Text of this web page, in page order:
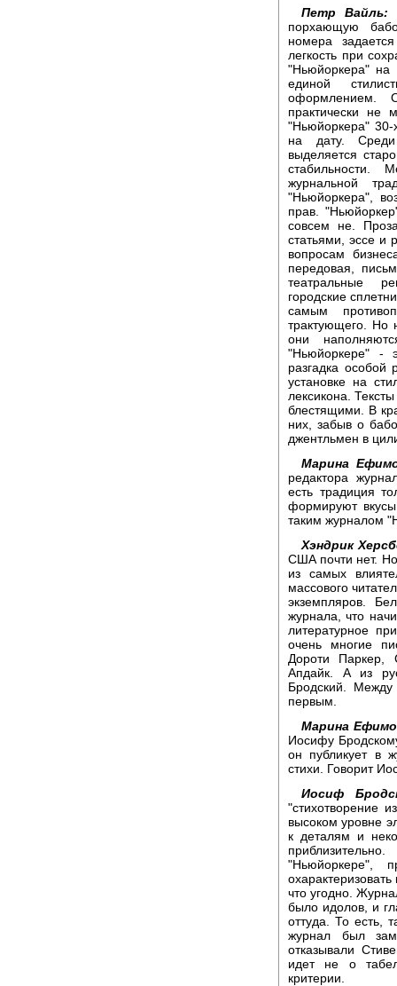
Петр Вайль:
порхающую
номера
легкость при
"Ньюйоркера" на
единой
оформлением.
практически не
"Ньюйоркера" 30-
на дату.
выделяется
стабильности.
журнальной
"Ньюйоркера",
прав.
совсем не.
статьями, эссе и
вопросам
передовая,
театральные
городские
самым
трактующего. Но
они
"Ньюйоркере" -
разгадка особой
установке на
лексикона.
блестящими. В
них, забыв о
джентльмен в
Марина
редактора
есть традиция
формируют
таким журналом
Хэндрик
США почти нет.
из самых
массового
экземпляров.
журнала, что
литературное
очень многие
Дороти Паркер,
Апдайк. А из
Бродский.
первым.
Марина
Иосифу
он публикует в
стихи. Говорит
Иосиф
"стихотворение
высоком уровне
к деталям и
"Ньюйоркере",
что угодно.
было идолов, и
оттуда. То есть,
журнал был
отказывали
идет не о
критерии.